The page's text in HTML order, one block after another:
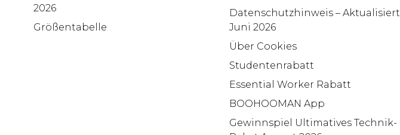
2026
Größentabelle
Datenschutzhinweis – Aktualisiert
Juni 2026
Über Cookies
Studentenrabatt
Essential Worker Rabatt
BOOHOOMAN App
Gewinnspiel Ultimatives Technik-